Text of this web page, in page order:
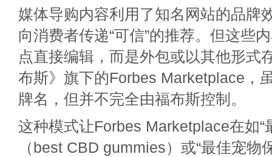
媒体导购内容利用了知名网站的品牌
向消费者传递“可信”的推荐。但这些
点直接编辑，而是外包或以其他形式
布斯》旗下的Forbes Marketplace，
牌名，但并不完全由福布斯控制。
这种模式让Forbes Marketplace在如“
（best CBD gummies）或“最佳宠物